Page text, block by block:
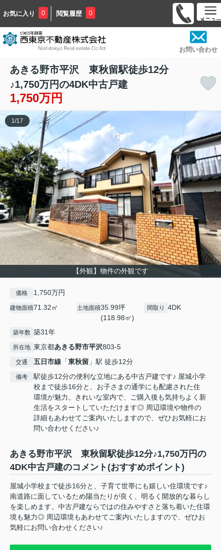
お気に入り 0 閲覧履歴 0
お問い合わせ
あきる野市平沢 東秋留駅徒歩12分
♪1,750万円の4DK中古戸建
1,750万円
【外観】物件の外観です
1 /17
価格 1,750万円
建物面積71.32㎡ 土地面積35.99坪
(118.98㎡)
間取り 4DK
築年数 築31年
所在地 東京都あきる野市平沢803-5
交通 五日市線 「東秋留 」駅 徒歩12分
備考
駅徒歩12分の便利な立地にある中古戸建です♪ 屋城小学
校まで徒歩16分と、お子さまの通学にも配慮された住
環境が魅力。きれいな室内で、ご購入後も気持ちよく新
生活をスタートしていただけます◎ 周辺環境や物件の
詳細もあわせてご案内いたしますので、ぜひお気軽にお
問い合わせください♪
あきる野市平沢 東秋留駅徒歩12分♪1,750万円の
4DK中古戸建のコメント(おすすめポイント)
屋城小学校まで徒歩16分と、子育て世帯にも嬉しい住環境です♪
南道路に面しているため陽当たりが良く、明るく開放的な暮らし
を楽しめます。中古戸建ならではの住みやすさと落ち着いた住環
境も魅力◎ 周辺環境もあわせてご案内いたしますので、ぜひお
気軽にお問い合わせください♪